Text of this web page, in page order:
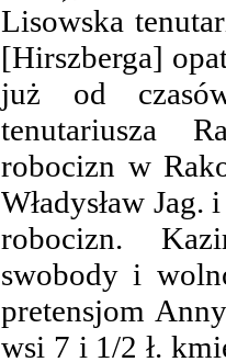
Lisowska
[Hirszberga]
już od
tenutariusza
robocizn w
Władysław
robocizn.
swobody i
pretensjom
wsi 7 i 1/2 ł.